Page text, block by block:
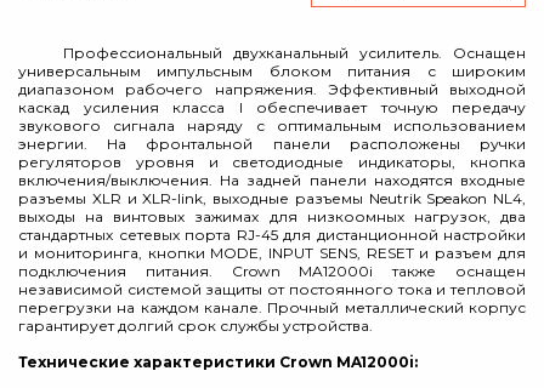
Профессиональный двухканальный усилитель. Оснащен
универсальным импульсным блоком питания с широким
диапазоном рабочего напряжения. Эффективный выходной
каскад усиления класса I обеспечивает точную передачу
звукового сигнала наряду с оптимальным использованием
энергии. На фронтальной панели расположены ручки
регуляторов уровня и светодиодные индикаторы, кнопка
включения/выключения. На задней панели находятся входные
разъемы XLR и XLR-link, выходные разъемы Neutrik Speakon NL4,
выходы на винтовых зажимах для низкоомных нагрузок, два
стандартных сетевых порта RJ-45 для дистанционной настройки
и мониторинга, кнопки MODE, INPUT SENS, RESET и разъем для
подключения питания. Crown MA12000i также оснащен
независимой системой защиты от постоянного тока и тепловой
перегрузки на каждом канале. Прочный металлический корпус
гарантирует долгий срок службы устройства.
Технические характеристики Crown MA12000i: